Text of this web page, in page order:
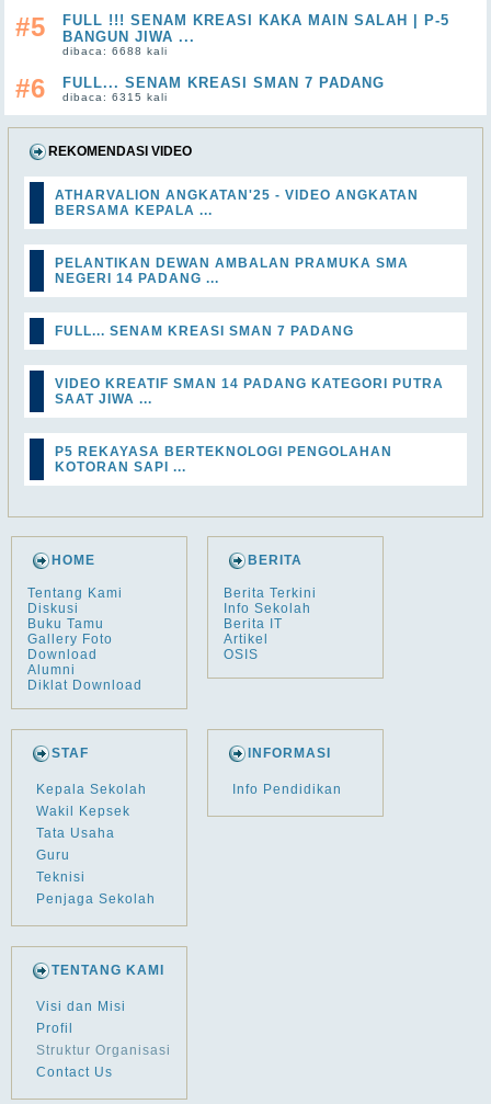
#5
FULL !!! SENAM KREASI KAKA MAIN SALAH | P-5
BANGUN JIWA ...
dibaca: 6688 kali
#6 FULL... SENAM KREASI SMAN 7 PADANG
dibaca: 6315 kali
REKOMENDASI VIDEO
ATHARVALION ANGKATAN'25 - VIDEO ANGKATAN
BERSAMA KEPALA ...
PELANTIKAN DEWAN AMBALAN PRAMUKA SMA
NEGERI 14 PADANG ...
FULL... SENAM KREASI SMAN 7 PADANG
VIDEO KREATIF SMAN 14 PADANG KATEGORI PUTRA
SAAT JIWA ...
P5 REKAYASA BERTEKNOLOGI PENGOLAHAN
KOTORAN SAPI ...
HOME
Tentang Kami
Diskusi
Buku Tamu
Gallery Foto
Download
Alumni
Diklat Download
BERITA
Berita Terkini
Info Sekolah
Berita IT
Artikel
OSIS
STAF
Kepala Sekolah
Wakil Kepsek
Tata Usaha
Guru
Teknisi
Penjaga Sekolah
INFORMASI
Info Pendidikan
TENTANG KAMI
Visi dan Misi
Profil
Struktur Organisasi
Contact Us